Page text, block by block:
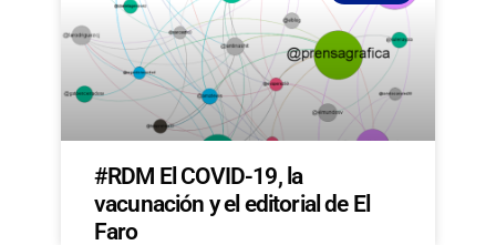
#RDM El COVID-19, la
vacunación y el editorial de El
Faro